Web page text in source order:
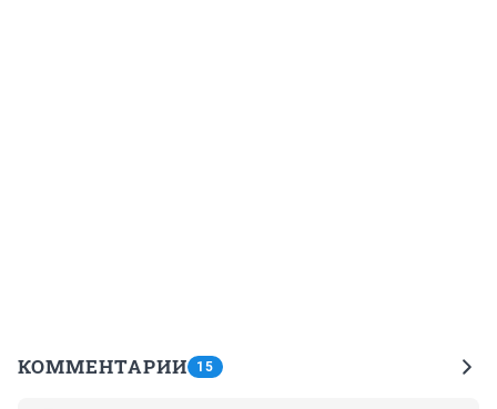
КОММЕНТАРИИ 15